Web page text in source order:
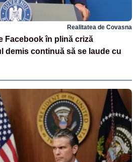
Realitatea de Covasna
Facebook în plină criză
demis continuă să se laude cu